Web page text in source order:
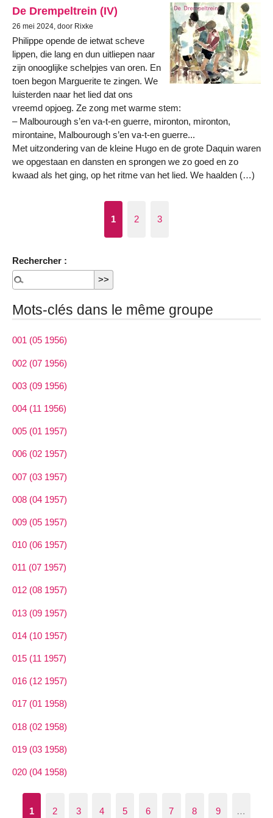
De Drempeltrein (IV)
26 mei 2024, door Rixke
Philippe opende de ietwat scheve
lippen, die lang en dun uitliepen naar
zijn onooglijke schelpjes van oren. En
toen begon Marguerite te zingen. We
luisterden naar het lied dat ons
vreemd opjoeg. Ze zong met warme stem:
– Malbourough s’en va-t-en guerre, mironton, mironton,
mirontaine, Malbourough s’en va-t-en guerre...
Met uitzondering van de kleine Hugo en de grote Daquin waren
we opgestaan en dansten en sprongen we zo goed en zo
kwaad als het ging, op het ritme van het lied. We haalden (…)
1 2 3
Rechercher :
Mots-clés dans le même groupe
001 (05 1956)
002 (07 1956)
003 (09 1956)
004 (11 1956)
005 (01 1957)
006 (02 1957)
007 (03 1957)
008 (04 1957)
009 (05 1957)
010 (06 1957)
011 (07 1957)
012 (08 1957)
013 (09 1957)
014 (10 1957)
015 (11 1957)
016 (12 1957)
017 (01 1958)
018 (02 1958)
019 (03 1958)
020 (04 1958)
1 2 3 4 5 6 7 8 9 …